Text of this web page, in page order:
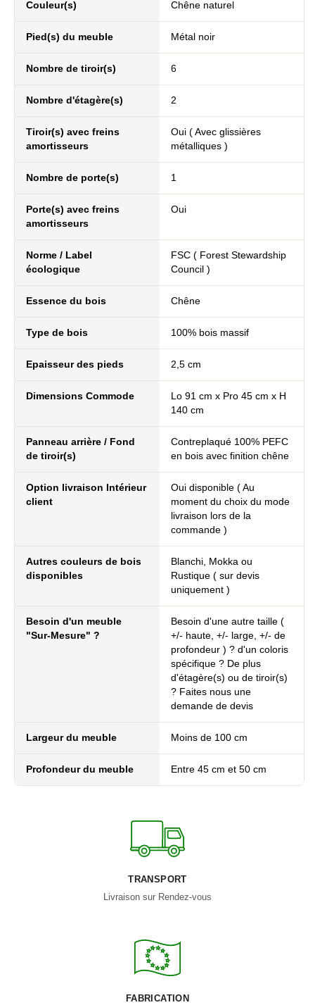
Couleur(s) Chêne naturel
Pied(s) du meuble Métal noir
Nombre de tiroir(s) 6
Nombre d'étagère(s) 2
Tiroir(s) avec freins
amortisseurs
Oui ( Avec glissières
métalliques )
Nombre de porte(s) 1
Porte(s) avec freins
amortisseurs
Oui
Norme / Label
écologique
FSC ( Forest Stewardship
Council )
Essence du bois Chêne
Type de bois 100% bois massif
Epaisseur des pieds 2,5 cm
Dimensions Commode
Lo 91 cm x Pro 45 cm x H
140 cm
Panneau arrière / Fond
de tiroir(s)
Contreplaqué 100% PEFC
en bois avec finition chêne
Option livraison Intérieur
client
Oui disponible ( Au
moment du choix du mode
livraison lors de la
commande )
Autres couleurs de bois
disponibles
Blanchi, Mokka ou
Rustique ( sur devis
uniquement )
Besoin d'un meuble
"Sur-Mesure" ?
Besoin d'une autre taille (
+/- haute, +/- large, +/- de
profondeur ) ? d'un coloris
spécifique ? De plus
d'étagère(s) ou de tiroir(s)
? Faites nous une
demande de devis
Largeur du meuble Moins de 100 cm
Profondeur du meuble Entre 45 cm et 50 cm
TRANSPORT
Livraison sur Rendez-vous
FABRICATION